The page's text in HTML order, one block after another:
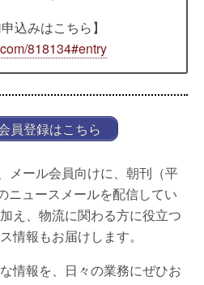
込みはこちら】
818134#entry
員登録はこちら
メール会員向けに、朝刊（平
ニュースメールを配信してい
え、物流に関わる方に役立つ
情報もお届けします。
情報を、日々の業務にぜひお